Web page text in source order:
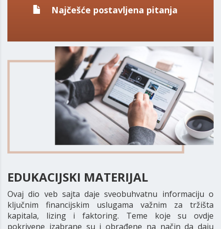
Najčešće postavljena pitanja
EDUKACIJSKI MATERIJAL
Ovaj dio veb sajta daje sveobuhvatnu informaciju o
ključnim financijskim uslugama važnim za tržišta
kapitala, lizing i faktoring. Teme koje su ovdje
pokrivene izabrane su i obrađene na način da daju